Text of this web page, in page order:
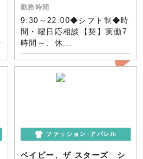
勤務時間
9:30～22:00◆シフト制◆時
間・曜日応相談【契】実働7
時間～、休...
ファッション･アパレル
ベイビー、ザ スターズ シ